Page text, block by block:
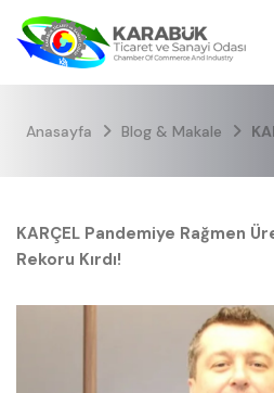
Anasayfa Blog & Makale
KARÇEL Pandemiye Rağmen
Rekoru Kırdı!